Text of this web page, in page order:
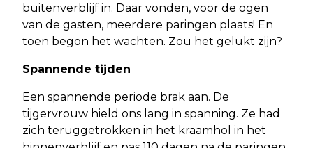
buitenverblijf in. Daar vonden, voor de ogen
van de gasten, meerdere paringen plaats! En
toen begon het wachten. Zou het gelukt zijn?
Spannende tijden
Een spannende periode brak aan. De
tijgervrouw hield ons lang in spanning. Ze had
zich teruggetrokken in het kraamhol in het